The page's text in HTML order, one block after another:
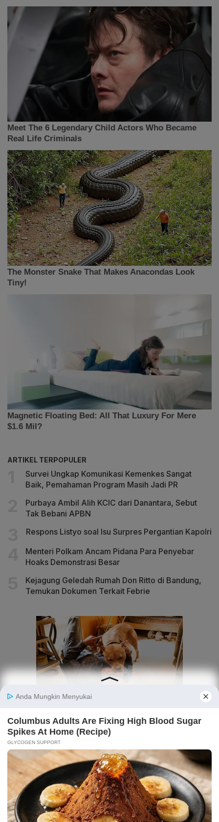
ARTIKEL TERPOPULER
Survei Ungkap Komunikasi Kemenkes Sangat
Baik, Pemahaman Program Masih Jadi PR
Purbaya Ambil Alih KCIC dari Danantara, Sebut
Tak Bebani APBN
Respons Listyo soal Isu Surpres Pergantian Kapolri
Menteri Polkam Ancam Pidana Para Penyebar
Hoaks Demonstrasi Besar
Kejagung Geledah Rumah Don Ritto di Bandung,
Temukan Dokumen Terkait Febrie